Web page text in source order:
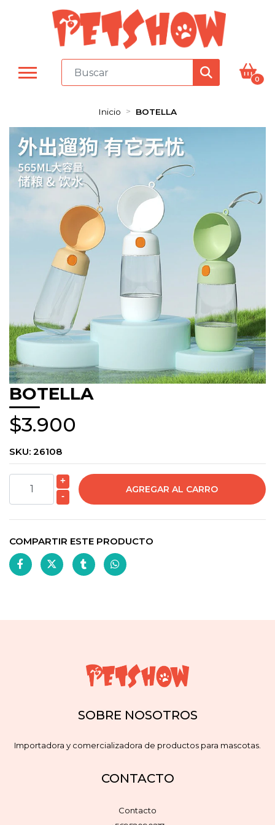
0
Inicio BOTELLA
BOTELLA
$3.900
SKU: 26108
+
-
COMPARTIR ESTE PRODUCTO
SOBRE NOSOTROS
Importadora y comercializadora de productos para mascotas.
CONTACTO
Contacto